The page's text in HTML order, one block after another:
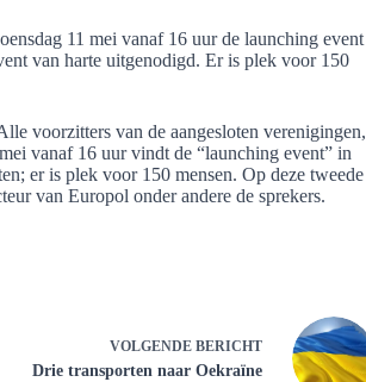
11 mei vanaf 16 uur de launching event
van harte uitgenodigd. Er is plek voor 150
voorzitters van de aangesloten verenigingen,
vanaf 16 uur vindt de “launching event” in
er is plek voor 150 mensen. Op deze tweede
van Europol onder andere de sprekers.
VOLGENDE BERICHT
Drie transporten naar Oekraïne